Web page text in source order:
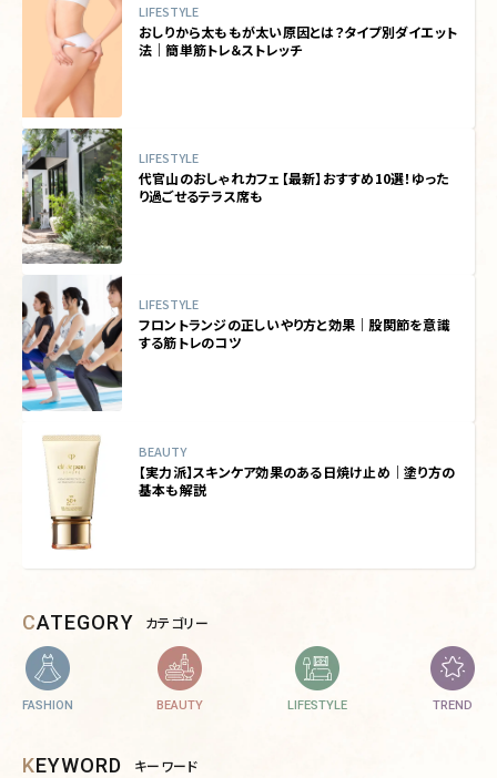
LIFESTYLE
おしりから太ももが太い原因とは？タイプ別ダイエット
法｜簡単筋トレ＆ストレッチ
LIFESTYLE
代官山のおしゃれカフェ【最新】おすすめ10選！ゆった
り過ごせるテラス席も
LIFESTYLE
フロントランジの正しいやり方と効果｜股関節を意識
する筋トレのコツ
BEAUTY
【実力派】スキンケア効果のある日焼け止め｜塗り方の
基本も解説
CATEGORY カテゴリー
FASHION BEAUTY LIFESTYLE TREND
KEYWORD キーワード